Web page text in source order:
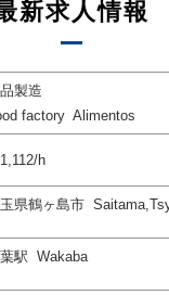
新求人情報
製造
factory Alimentos
h
県鶴ヶ島市
駅 Wakaba